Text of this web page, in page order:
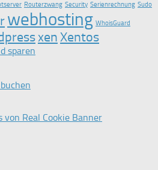
Routerzwang Security Serienrechnung Sudo
webhosting WhoisGuard
xenXentos
sparen
von Real Cookie Banner